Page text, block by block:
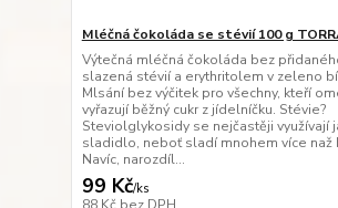
Mléčná čokoláda se stévií 100 g
Výtečná mléčná čokoláda bez
slazená stévií a erythritolem v zeleno
Mlsání bez výčitek pro všechny, kteří
vyřazují běžný cukr z jídelníčku. Stévie?
Steviolglykosidy se nejčastěji využívají
sladidlo, neboť sladí mnohem více naž
Navíc, narozdíl...
99 Kč/ks
88 Kč bez DPH